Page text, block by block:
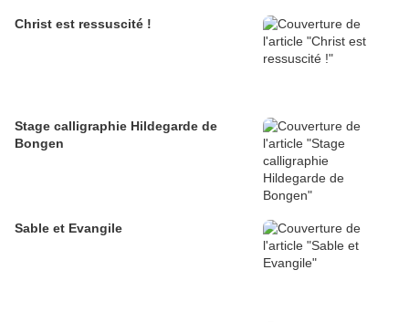
Christ est ressuscité !
Stage calligraphie Hildegarde de
Bongen
Sable et Evangile